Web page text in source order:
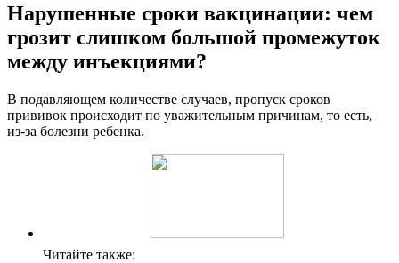
Нарушенные сроки вакцинации: чем
грозит слишком большой промежуток
между инъекциями?
В подавляющем количестве случаев, пропуск сроков
прививок происходит по уважительным причинам, то есть,
из-за болезни ребенка.
Читайте также: